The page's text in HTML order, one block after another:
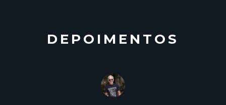
DEPOIMENTOS